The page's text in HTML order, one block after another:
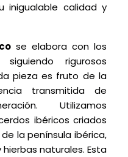
inigualable calidad y
se elabora con los
rigurosos
pieza es fruto de la
transmitida de
Utilizamos
ibéricos criados
la península ibérica,
naturales. Esta